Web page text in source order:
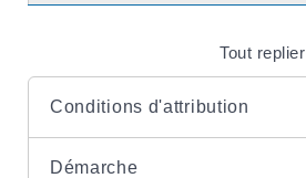
Tout replier
Conditions d'attribution
Démarche